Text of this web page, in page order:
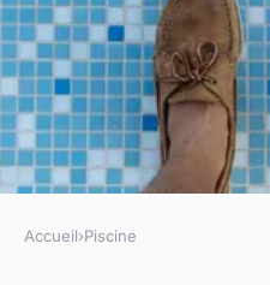
Accueil›Piscine